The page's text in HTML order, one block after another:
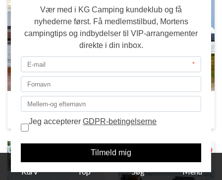
Udvendigt Campingudstyr Telte | Solsejl | Tilbehør
Kurv Top Søg Menu